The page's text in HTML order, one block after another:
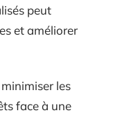
peut
et améliorer
les
face à une